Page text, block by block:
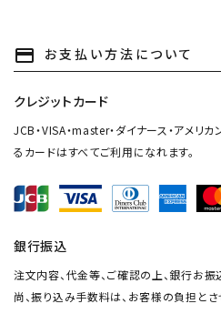
payment お支払い方法について
クレジットカード
JCB・VISA・master・ダイナース・アメリ
るカードはすべてご利用になれます。
銀行振込
注文内容、代金等、ご確認の上、銀行お振
尚、振り込み手数料は、お客様の負担とさ